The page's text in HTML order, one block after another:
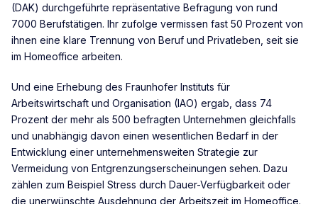
(DAK) durchgeführte repräsentative Befragung von rund
7000 Berufstätigen. Ihr zufolge vermissen fast 50 Prozent von
ihnen eine klare Trennung von Beruf und Privatleben, seit sie
im Homeoffice arbeiten.
Und eine Erhebung des Fraunhofer Instituts für
Arbeitswirtschaft und Organisation (IAO) ergab, dass 74
Prozent der mehr als 500 befragten Unternehmen gleichfalls
und unabhängig davon einen wesentlichen Bedarf in der
Entwicklung einer unternehmensweiten Strategie zur
Vermeidung von Entgrenzungserscheinungen sehen. Dazu
zählen zum Beispiel Stress durch Dauer-Verfügbarkeit oder
die unerwünschte Ausdehnung der Arbeitszeit im Homeoffice.